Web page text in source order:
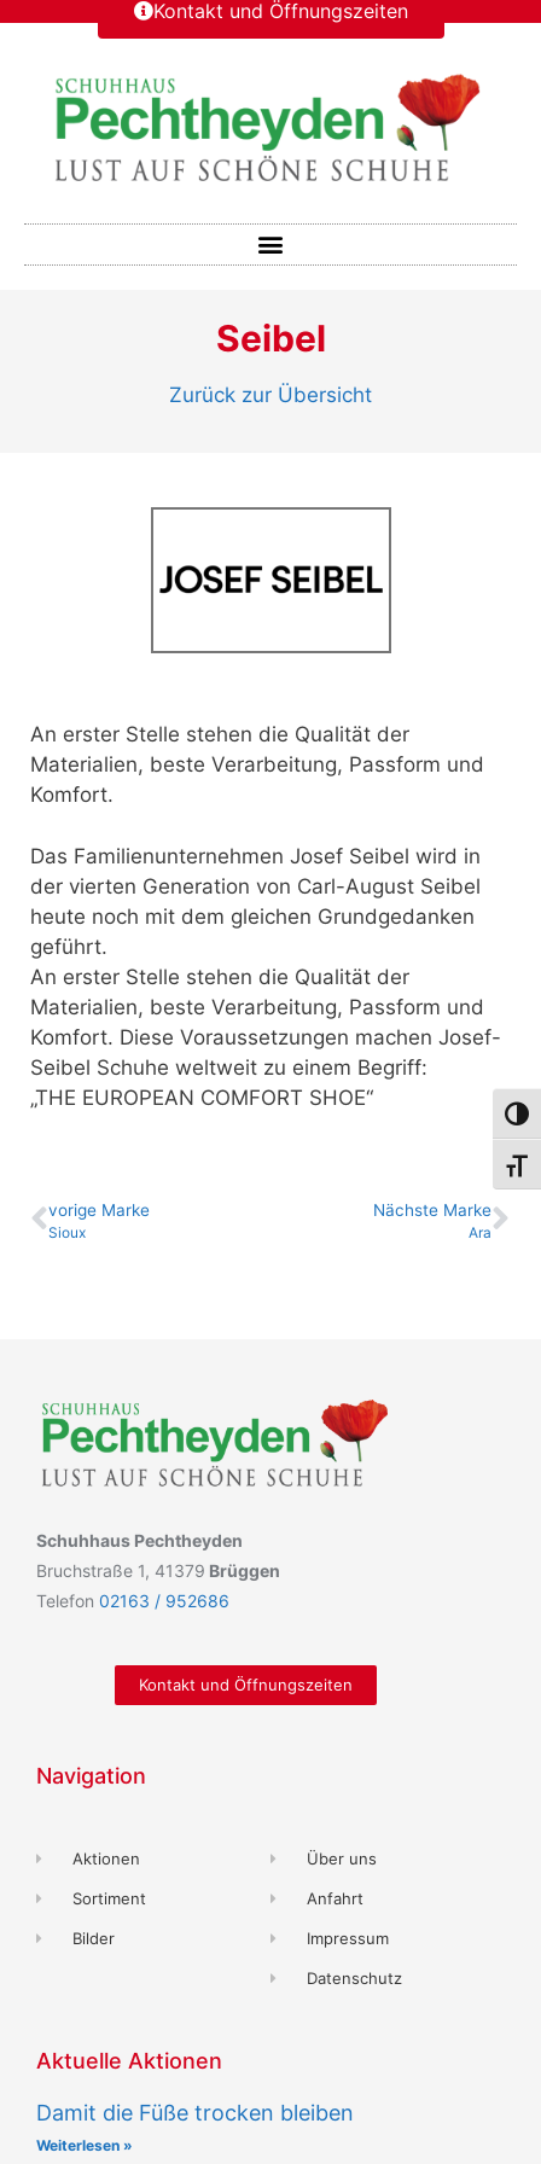
Kontakt und Öffnungszeiten
Seibel
Zurück zur Übersicht
An erster Stelle stehen die Qualität der
Materialien, beste Verarbeitung, Passform und
Komfort.
Das Familienunternehmen Josef Seibel wird in
der vierten Generation von Carl-August Seibel
heute noch mit dem gleichen Grundgedanken
geführt.
An erster Stelle stehen die Qualität der
Materialien, beste Verarbeitung, Passform und
Komfort. Diese Voraussetzungen machen Josef-
Seibel Schuhe weltweit zu einem Begriff:
„THE EUROPEAN COMFORT SHOE“
vo­ri­ge Marke
Sioux
Nächste Marke
Ara
Schuhhaus Pechtheyden
Bruchstraße 1, 41379 Brüggen
Telefon 02163 / 952686
Kontakt und Öffnungszeiten
Navigation
Aktionen
Sortiment
Bilder
Über uns
Anfahrt
Impressum
Datenschutz
Aktuelle Aktionen
Damit die Füße trocken bleiben
Weiterlesen »